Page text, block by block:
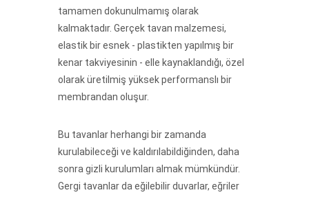
tamamen dokunulmamış olarak
kalmaktadır. Gerçek tavan malzemesi,
elastik bir esnek - plastikten yapılmış bir
kenar takviyesinin - elle kaynaklandığı, özel
olarak üretilmiş yüksek performanslı bir
membrandan oluşur.
Bu tavanlar herhangi bir zamanda
kurulabileceği ve kaldırılabildiğinden, daha
sonra gizli kurulumları almak mümkündür.
Gergi tavanlar da eğilebilir duvarlar, eğriler